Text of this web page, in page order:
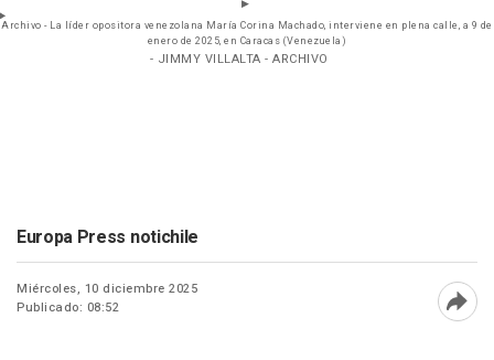
Archivo - La líder opositora venezolana María Corina Machado, interviene en plena calle, a 9 de
enero de 2025, en Caracas (Venezuela)
- JIMMY VILLALTA - ARCHIVO
Europa Press notichile
Miércoles, 10 diciembre 2025
Publicado: 08:52